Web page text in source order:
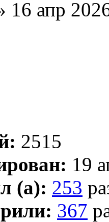
16 апр
2515
19
(а): 253
367